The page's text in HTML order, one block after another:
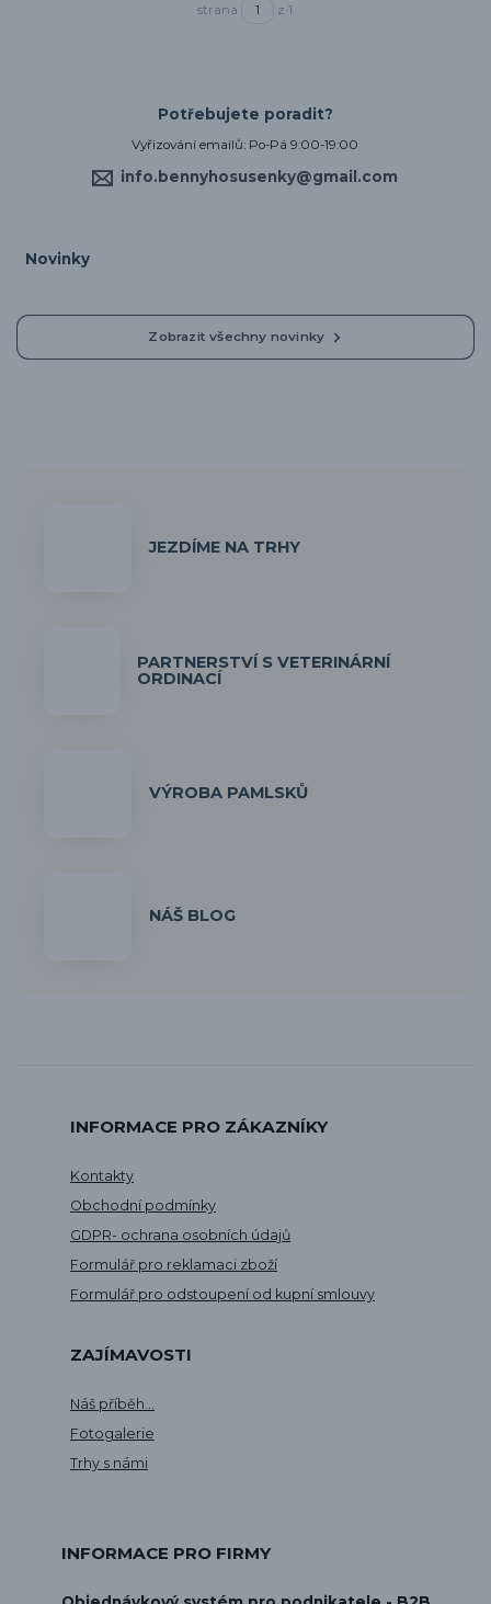
strana z 1
Potřebujete poradit?
Vyřizování emailů: Po-Pá 9:00-19:00
info.bennyhosusenky@gmail.com
Novinky
Zobrazit všechny novinky
JEZDÍME NA TRHY
PARTNERSTVÍ S VETERINÁRNÍ
ORDINACÍ
VÝROBA PAMLSKŮ
NÁŠ BLOG
INFORMACE PRO ZÁKAZNÍKY
Kontakty
Obchodní podmínky
GDPR- ochrana osobních údajů
Formulář pro reklamaci zboží
Formulář pro odstoupení od kupní smlouvy
ZAJÍMAVOSTI
Náš příběh...
Fotogalerie
Trhy s námi
INFORMACE PRO FIRMY